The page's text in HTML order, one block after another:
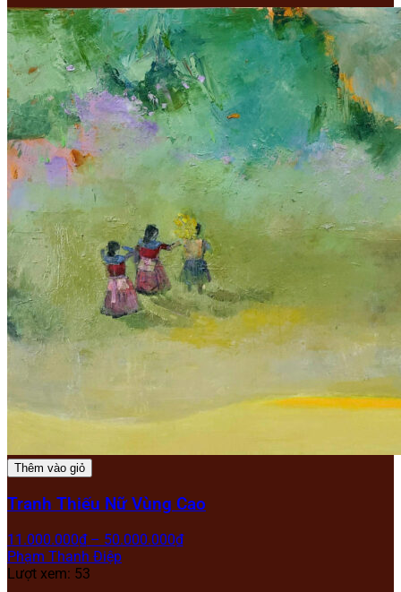
Thêm vào giỏ
Tranh Thiếu Nữ Vùng Cao
11.000.000₫ – 50.000.000₫
Phạm Thanh Điệp
Lượt xem: 53